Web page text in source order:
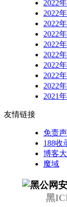
2022
2022
2022
2022
2022
2022
2022
2022
2022
2021
友情链接
免责
188收
博客
魔域
黑